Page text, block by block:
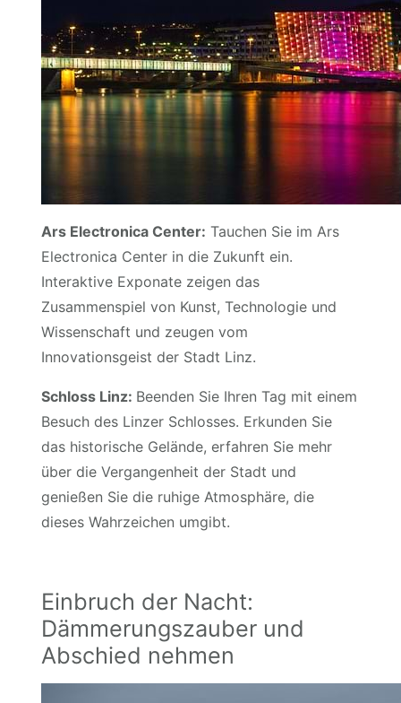
Ars Electronica Center: Tauchen Sie im Ars
Electronica Center in die Zukunft ein.
Interaktive Exponate zeigen das
Zusammenspiel von Kunst, Technologie und
Wissenschaft und zeugen vom
Innovationsgeist der Stadt Linz.
Schloss Linz: Beenden Sie Ihren Tag mit einem
Besuch des Linzer Schlosses. Erkunden Sie
das historische Gelände, erfahren Sie mehr
über die Vergangenheit der Stadt und
genießen Sie die ruhige Atmosphäre, die
dieses Wahrzeichen umgibt.
Einbruch der Nacht:
Dämmerungszauber und
Abschied nehmen